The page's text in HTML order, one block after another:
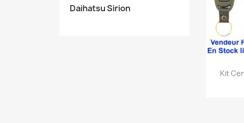
Daihatsu Sirion
Kit